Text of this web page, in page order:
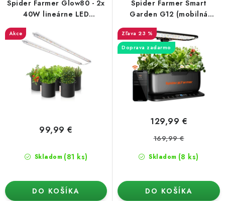
Spider Farmer Glow80 - 2x
40W lineárne LED
Akce
Skladom (81 ks)
99,99 €
DO KOŠÍKA
Spider Farmer Smart
Garden G12 (mobilná
aplikácia)
23 %
Doprava zadarmo
Skladom (8 ks)
129,99 €
169,99 €
DO KOŠÍKA